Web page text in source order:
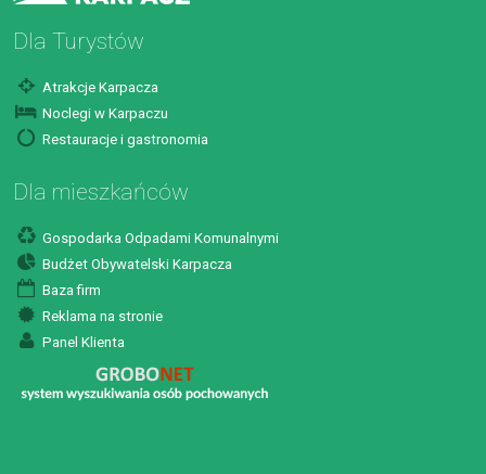
Dla Turystów
Atrakcje Karpacza
Noclegi w Karpaczu
Restauracje i gastronomia
Dla mieszkańców
Gospodarka Odpadami Komunalnymi
Budżet Obywatelski Karpacza
Baza firm
Reklama na stronie
Panel Klienta